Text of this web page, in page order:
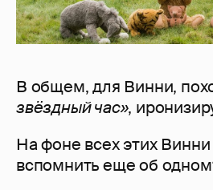
В общем, для Винни,
звёздный час»,
На фоне всех этих
вспомнить еще об